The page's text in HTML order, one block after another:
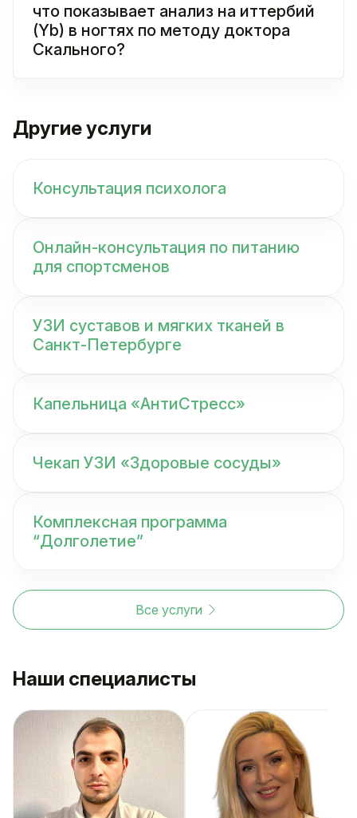
что показывает анализ на иттербий
(Yb) в ногтях по методу доктора
Скального?
Другие услуги
Консультация психолога
Онлайн-консультация по питанию
для спортсменов
УЗИ суставов и мягких тканей в
Санкт-Петербурге
Капельница «АнтиСтресс»
Чекап УЗИ «Здоровые сосуды»
Комплексная программа
“Долголетие”
Все услуги
Наши специалисты